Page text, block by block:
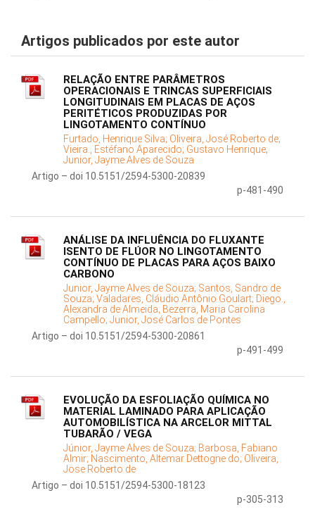
Artigos publicados por este autor
RELAÇÃO ENTRE PARÂMETROS
OPERACIONAIS E TRINCAS SUPERFICIAIS
LONGITUDINAIS EM PLACAS DE AÇOS
PERITÉTICOS PRODUZIDAS POR
LINGOTAMENTO CONTÍNUO
Furtado, Henrique Silva; Oliveira, José Roberto de;
Vieira., Estéfano Aparecido; Gustavo Henrique;
Junior, Jayme Alves de Souza
Artigo – doi 10.5151/2594-5300-20839
p-481-490
ANÁLISE DA INFLUÊNCIA DO FLUXANTE
ISENTO DE FLÚOR NO LINGOTAMENTO
CONTÍNUO DE PLACAS PARA AÇOS BAIXO
CARBONO
Junior, Jayme Alves de Souza; Santos, Sandro de
Souza; Valadares, Cláudio Antônio Goulart; Diego.,
Alexandra de Almeida; Bezerra, Maria Carolina
Campello; Junior, José Carlos de Pontes
Artigo – doi 10.5151/2594-5300-20861
p-491-499
EVOLUÇÃO DA ESFOLIAÇÃO QUÍMICA NO
MATERIAL LAMINADO PARA APLICAÇÃO
AUTOMOBILÍSTICA NA ARCELOR MITTAL
TUBARÃO / VEGA
Júnior, Jayme Alves de Souza; Barbosa, Fabiano
Almir; Nascimento, Altemar Dettogne do; Oliveira,
Jose Roberto de
Artigo – doi 10.5151/2594-5300-18123
p-305-313